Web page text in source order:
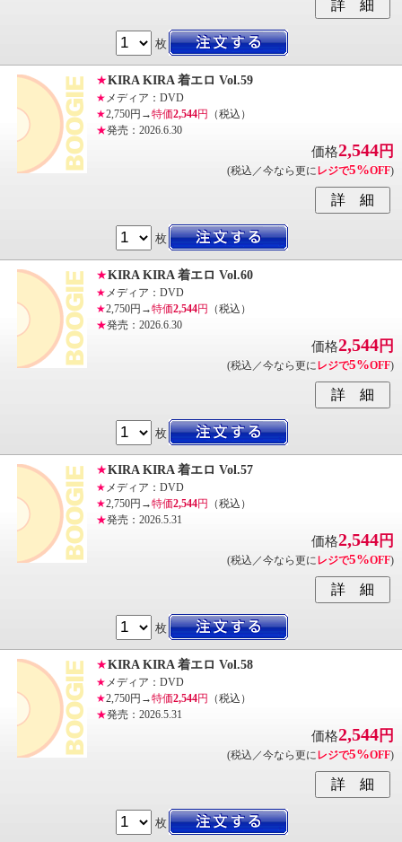
枚
★KIRA KIRA 着エロ Vol.59
★ メディア：DVD
★2,750円→特価2,544円
（税込）
★発売：2026.6.30
価格2,544円
(税込／今なら更に レジで5%OFF)
枚
★KIRA KIRA 着エロ Vol.60
★ メディア：DVD
★2,750円→特価2,544円
（税込）
★発売：2026.6.30
価格2,544円
(税込／今なら更に レジで5%OFF)
枚
★KIRA KIRA 着エロ Vol.57
★ メディア：DVD
★2,750円→特価2,544円
（税込）
★発売：2026.5.31
価格2,544円
(税込／今なら更に レジで5%OFF)
枚
★KIRA KIRA 着エロ Vol.58
★ メディア：DVD
★2,750円→特価2,544円
（税込）
★発売：2026.5.31
価格2,544円
(税込／今なら更に レジで5%OFF)
枚